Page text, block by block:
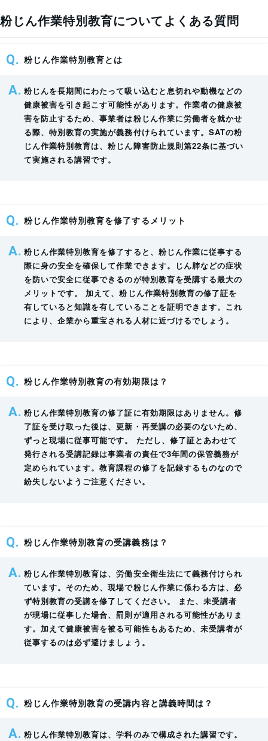
特定粉じん作業 粉じん作業のうち、その粉じん発生源が特定粉じん発生
源であるものをいう。
https://laws.e-gov.go.jp/law/354M50002000018#Mp-
Ch_1-At_2
粉じん障害防止規則 第二十二条（特別の教育）
一粉じんの発散防止及び作業場の換気の方法
三呼吸用保護具の使用の方法
四粉じんに係る疾病及び健康管理
関係法令
労働安全衛生規則（昭和四十七年労働省令第三十二号。以下「安衛
則」という。）第三十七条及び第三十八条並びに前項に定めるもののほ
https://laws.e-gov.go.jp/law/354M50002000018#Mp-
粉じん作業特別教育規程 (昭和五十四年七月二十三日 労働
省告示第六十八号)
粉じん作業特別教育規程
科
目
範囲
時
間
粉
じ
散
止
修了書管理
て、誰が修了書を
理の手間がかか
る。
プラスチックカー
ドを選べる。
法人様・団体様の講座受講はSATにお任せ
ください!
粉じん作業特別教育についてよくある質問
粉じん作業特別教育とは
粉じんを長期間にわたって吸い込むと息切れや動機などの
健康被害を引き起こす可能性があります。作業者の健康被
害を防止するため、事業者は粉じん作業に労働者を就かせ
る際、特別教育の実施が義務付けられています。SATの粉
じん作業特別教育は、粉じん障害防止規則第22条に基づい
て実施される講習です。
粉じん作業特別教育を修了するメリット
粉じん作業特別教育を修了すると、粉じん作業に従事する
際に身の安全を確保して作業できます。じん肺などの症状
を防いで安全に従事できるのが特別教育を受講する最大の
メリットです。 加えて、粉じん作業特別教育の修了証を
有していると知識を有していることを証明できます。これ
により、企業から重宝される人材に近づけるでしょう。
粉じん作業特別教育の有効期限は？
粉じん作業特別教育の修了証に有効期限はありません。修
了証を受け取った後は、更新・再受講の必要のないため、
ずっと現場に従事可能です。 ただし、修了証とあわせて
発行される受講記録は事業者の責任で3年間の保管義務が
定められています。教育課程の修了を記録するものなので
紛失しないようご注意ください。
粉じん作業特別教育の受講義務は？
粉じん作業特別教育は、労働安全衛生法にて義務付けられ
ています。そのため、現場で粉じん作業に係わる方は、必
ず特別教育の受講を修了してください。 また、未受講者
が現場に従事した場合、罰則が適用される可能性がありま
す。加えて健康被害を被る可能性もあるため、未受講者が
従事するのは必ず避けましょう。
粉じん作業特別教育の受講内容と講義時間は？
粉じん作業特別教育は、学科のみで構成された講習です。